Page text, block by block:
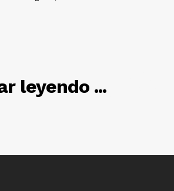
leyendo ...